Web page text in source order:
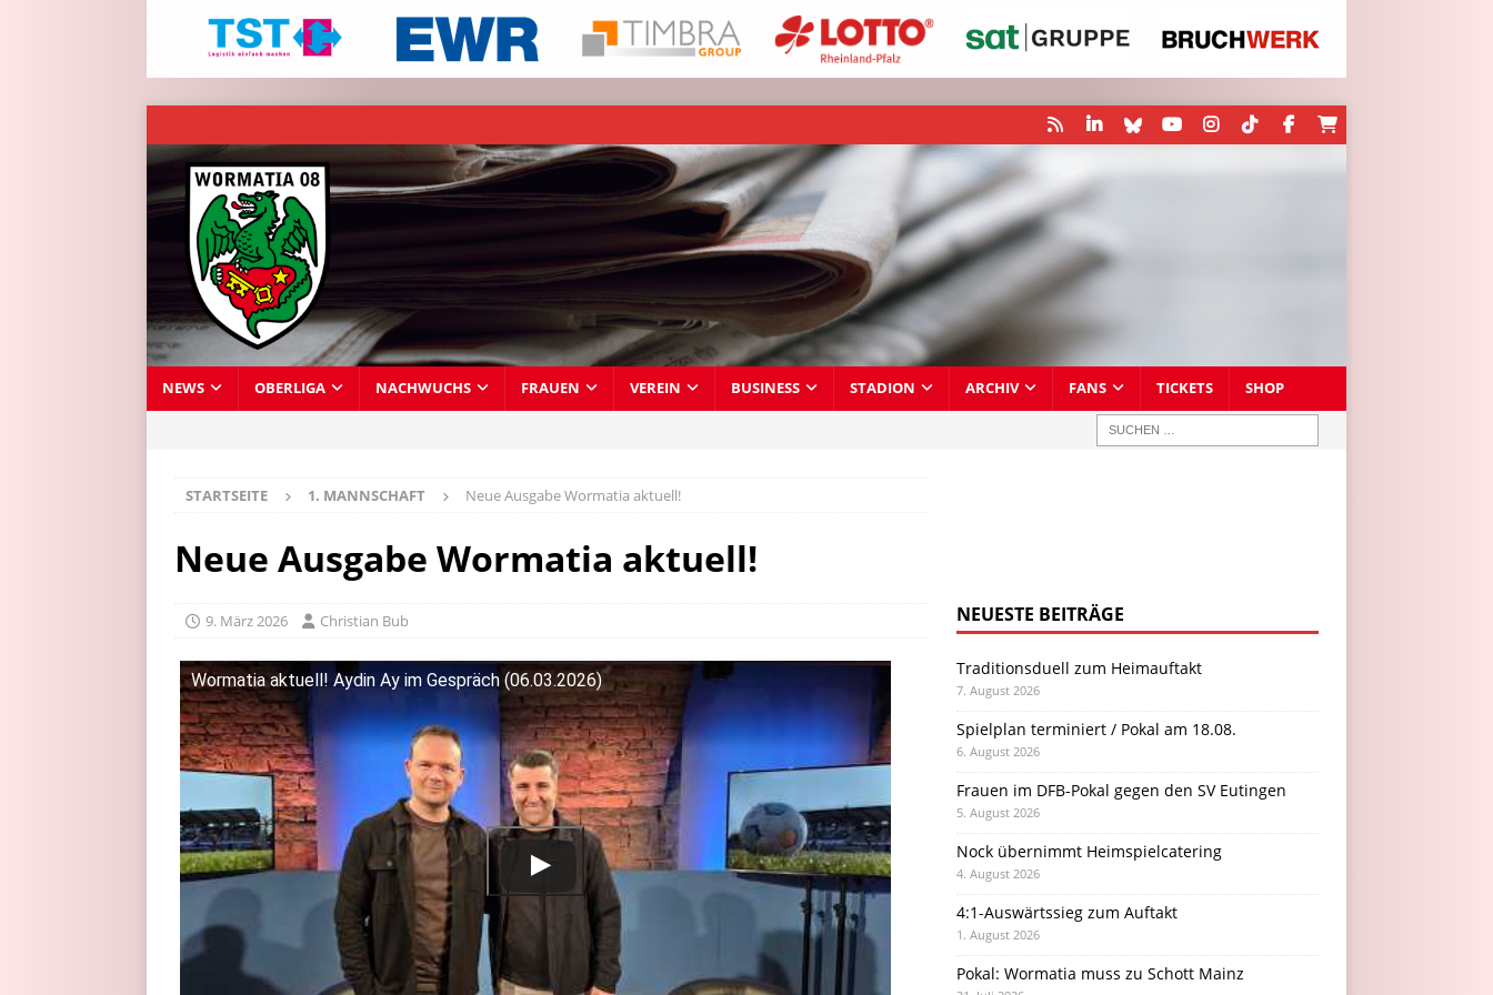
NEWS OBERLIGA NACHWUCHS FRAUEN VEREIN BUSINESS STADION ARCHIV FANS TICKETS SHOP
STARTSEITE 1. MANNSCHAFT Neue Ausgabe Wormatia aktuell!
Neue Ausgabe Wormatia aktuell!
9. März 2026 Christian Bub
Wormatia aktuell! Aydin Ay im Gespräch (06.03.2026)
NEUESTE BEITRÄGE
Traditionsduell zum Heimauftakt
7. August 2026
Spielplan terminiert / Pokal am 18.08.
6. August 2026
Frauen im DFB-Pokal gegen den SV Eutingen
5. August 2026
Nock übernimmt Heimspielcatering
4. August 2026
4:1-Auswärtssieg zum Auftakt
1. August 2026
Pokal: Wormatia muss zu Schott Mainz